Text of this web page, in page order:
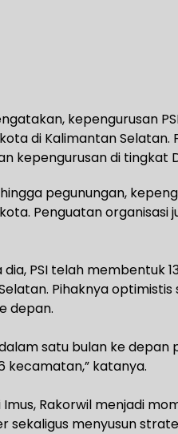
kepengurusan
di Kalimantan Selatan.
kepengurusan di tingkat
pegunungan,
Penguatan organisasi
dia, PSI telah membentuk
Pihaknya
depan.
satu bulan ke
kecamatan,” katanya.
Imus, Rakorwil menjadi
sekaligus menyusun